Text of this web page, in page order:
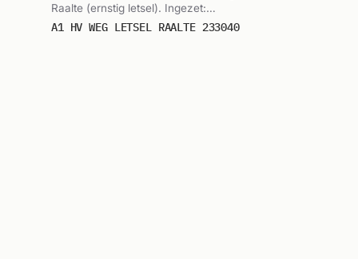
Raalte (ernstig letsel). Ingezet:
Hulpverleningsvoertuig. Gemeld om 20:43.
A1 HV WEG LETSEL RAALTE 233040